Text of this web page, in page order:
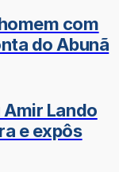
com
do Abunã
Lando
e expôs